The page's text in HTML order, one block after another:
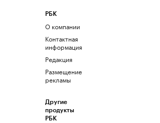
РБК
О компании
Контактная
информация
Редакция
Размещение
рекламы
Другие
продукты
РБК